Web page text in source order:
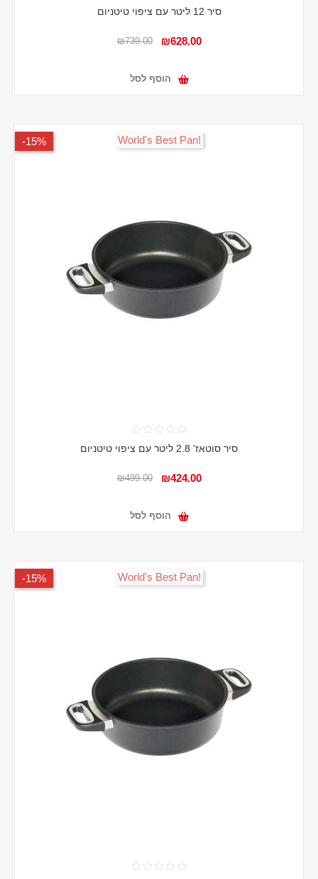
סיר 12 ליטר עם ציפוי טיטניום
₪628.00
₪739.00
הוסף לסל
15%- !World's Best Pan
סיר סוטאז' 2.8 ליטר עם ציפוי טיטניום
₪424.00
₪499.00
הוסף לסל
15%- !World's Best Pan